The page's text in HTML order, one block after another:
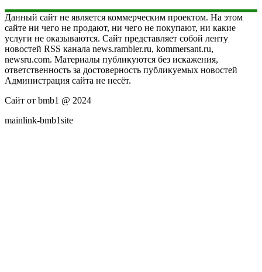
Данный сайт не является коммерческим проектом. На этом
сайте ни чего не продают, ни чего не покупают, ни какие
услуги не оказываются. Сайт представляет собой ленту
новостей RSS канала news.rambler.ru, kommersant.ru,
newsru.com. Материалы публикуются без искажения,
ответственность за достоверность публикуемых новостей
Администрация сайта не несёт.
Сайт от bmb1 @ 2024
mainlink-bmb1site